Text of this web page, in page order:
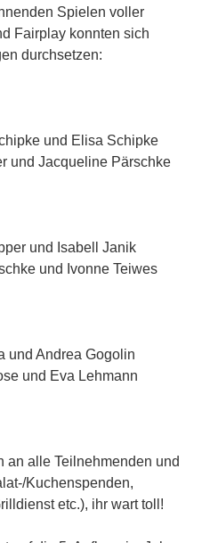
Spielen voller
Fairplay konnten sich
durchsetzen:
und Elisa Schipke
und Jacqueline Pärschke
und Isabell Janik
und Ivonne Teiwes
und Andrea Gogolin
und Eva Lehmann
an alle Teilnehmenden und
Kuchenspenden,
etc.), ihr wart toll!